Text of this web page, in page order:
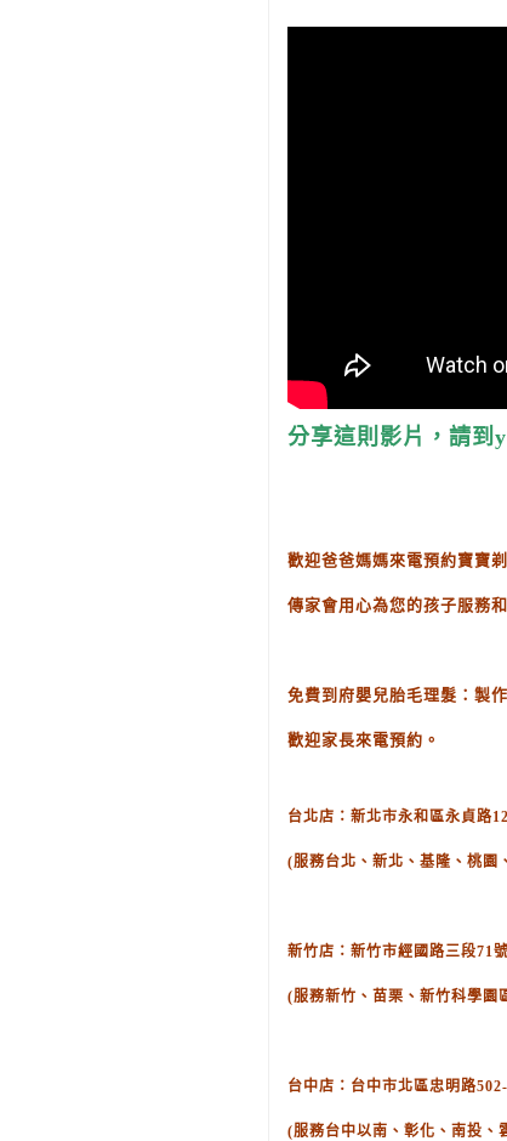
分享這則影片，請到
歡迎爸爸媽媽來電預約寶寶
傳家會用心為您的孩子服務和
免費到府嬰兒胎毛理髮：製
歡迎家長來電預約。
台北店：新北市永和區永貞路
(服務台北、新北、基隆、桃園
新竹店：新竹市經國路三段71
(服務新竹、苗栗、新竹科學園
台中店：台中市北區忠明路
(服務台中以南、彰化、南投、